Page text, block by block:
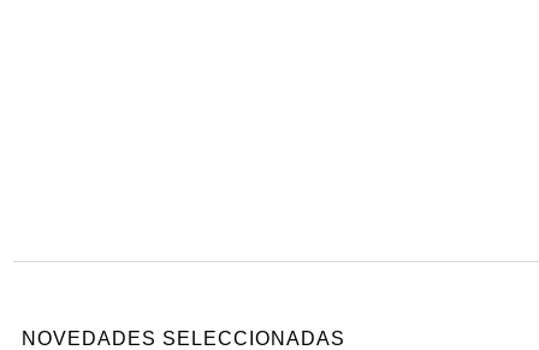
NOVEDADES SELECCIONADAS